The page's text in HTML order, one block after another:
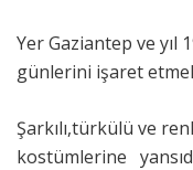
Yer Gaziantep ve yıl
günlerini işaret
Şarkılı,türkülü ve
kostümlerine